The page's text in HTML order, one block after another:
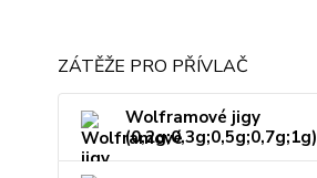
ZÁTĚŽE PRO PŘÍVLAČ
Wolframové jigy
(0,2g;0,3g;0,5g;0,7g;1g)